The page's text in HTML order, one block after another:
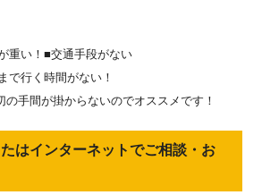
重い！■交通手段がない
で行く時間がない！
の手間が掛からないのでオススメです！
はインターネットでご相談・お